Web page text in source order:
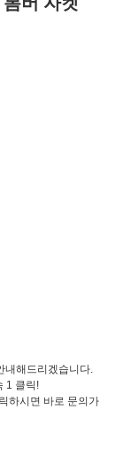
내해드리겠습니다.
1 클릭!
하시면 바로 문의가